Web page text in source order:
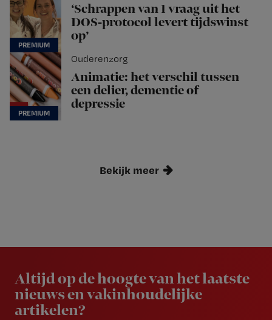
‘Schrappen van 1 vraag uit het
DOS-protocol levert tijdswinst
op’
Ouderenzorg
Animatie: het verschil tussen
een delier, dementie of
depressie
Bekijk meer
Altijd op de hoogte van het laatste
nieuws en vakinhoudelijke
artikelen?